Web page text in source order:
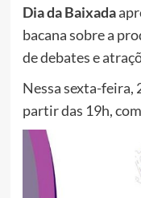
Dia da Baixada
bacana sobre a
de debates e
Nessa sexta-feira,
partir das 19h,